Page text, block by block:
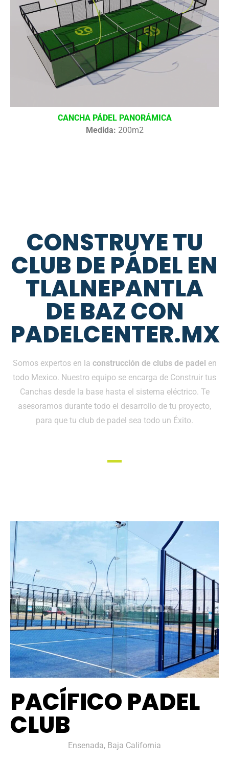
CANCHA PÁDEL PANORÁMICA
Medida: 200m2
CONSTRUYE TU
CLUB DE PÁDEL EN
TLALNEPANTLA
DE BAZ CON
PADELCENTER.MX
Somos expertos en la construcción de clubs de padel en
todo Mexico. Nuestro equipo se encarga de Construir tus
Canchas desde la base hasta el sistema eléctrico. Te
asesoramos durante todo el desarrollo de tu proyecto,
para que tu club de padel sea todo un Éxito.
PACÍFICO PADEL
CLUB
Ensenada, Baja California